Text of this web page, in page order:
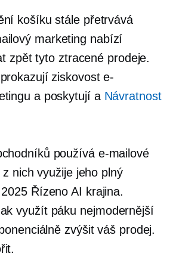
košíku stále přetrvává
marketing nabízí
zpět tyto ztracené prodeje.
ziskovost e-
a poskytují a Návratnost
používá e-mailové
nich využije jeho plný
Řízeno AI krajina.
využít páku nejmodernější
zvýšit váš prodej.